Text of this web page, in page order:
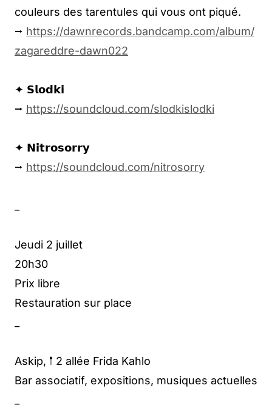
couleurs des tarentules qui vous ont piqué.
⭢ https://dawnrecords.bandcamp.com/album/
zagareddre-dawn022
✦ 𝗦𝗹𝗼𝗱𝗸𝗶
⭢ https://soundcloud.com/slodkislodki
✦ 𝗡𝗶𝘁𝗿𝗼𝘀𝗼𝗿𝗿𝘆
⭢ https://soundcloud.com/nitrosorry
Jeudi 2 juillet
20h30
Prix libre
Restauration sur place
Askip, 𖡡 2 allée Frida Kahlo
Bar associatif, expositions, musiques actuelles